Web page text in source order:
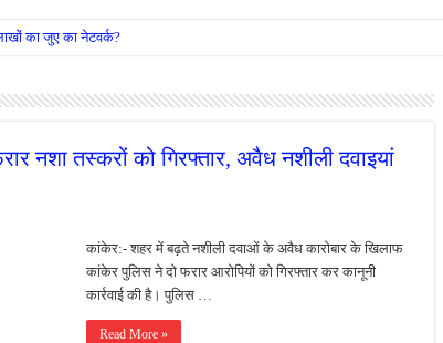
का जुए का नेटवर्क?
पप्पू मोटवानी को दी जन्मदिन की शुभकामनाएं
शिवसेना ने किया नमन, संघर्ष और राष्ट्रसेवा का लिया संकल्प
को लेकर शिवसेना उठाई आवाज, निष्पक्ष जांच की मांग
में बवाल, अस्पताल में तोड़फोड़ और स्टेट हाईवे जाम
दूध नदी स्वच्छता अभियान, भारी मात्रा में कचरा हटाया
पर पर्यावरण संरक्षण का संदेश, कांकेर में जागरूकता कार्यक्रम आयोजित
नशा तस्करों को गिरफ्तार, अवैध नशीली दवाइयां
कांकेर:- शहर में बढ़ते नशीली दवाओं के अवैध कारोबार के खिलाफ
कांकेर पुलिस ने दो फरार आरोपियों को गिरफ्तार कर कानूनी
कार्रवाई की है। पुलिस …
Read More »